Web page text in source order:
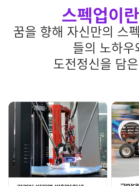
스펙업이
꿈을 향해 자신만의 스
들의 노하우
도전정신을 담